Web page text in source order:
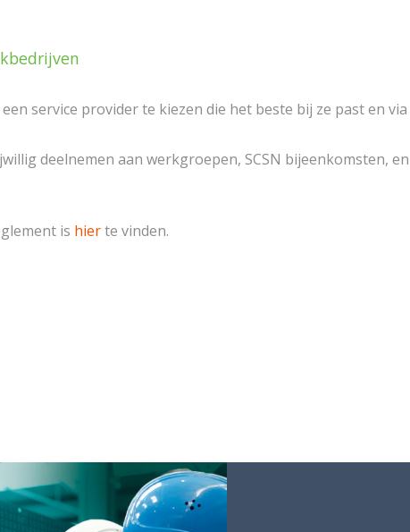
service provider te kiezen die het beste bij ze past en
deelnemen aan werkgroepen, SCSN bijeenkomsten,
is hierte vinden.